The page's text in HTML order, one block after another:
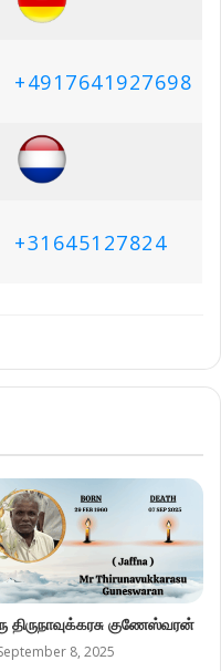
+4917641927698
+31645127824
திருநாவுக்கரசு குணேஸ்வரன்
8, 2025